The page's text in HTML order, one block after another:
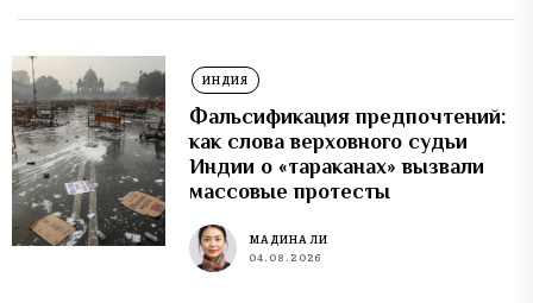
ИНДИЯ
Фальсификация предпочтений:
как слова верховного судьи
Индии о «тараканах» вызвали
массовые протесты
МАДИНА ЛИ
04.08.2026